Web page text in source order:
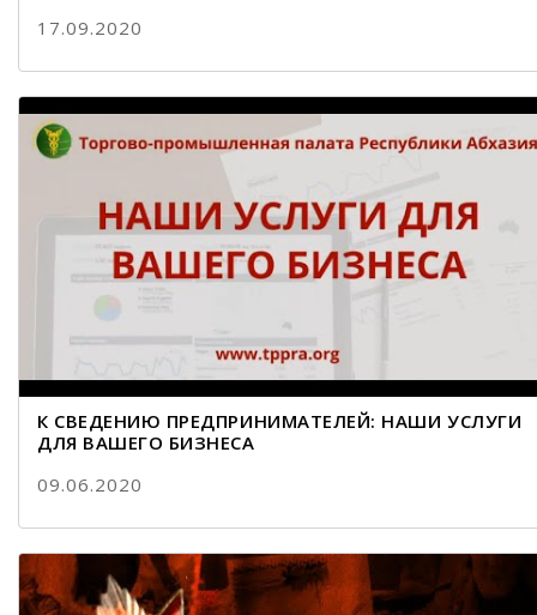
17.09.2020
К СВЕДЕНИЮ ПРЕДПРИНИМАТЕЛЕЙ: НАШИ УСЛУГИ
ДЛЯ ВАШЕГО БИЗНЕСА
09.06.2020